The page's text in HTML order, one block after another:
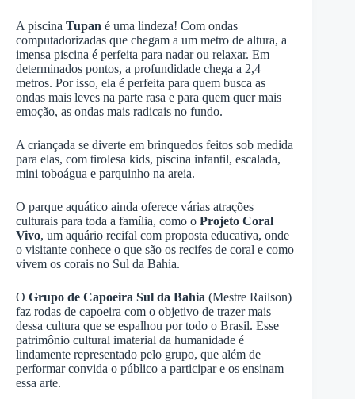
A piscina Tupan é uma lindeza! Com ondas
computadorizadas que chegam a um metro de altura, a
imensa piscina é perfeita para nadar ou relaxar. Em
determinados pontos, a profundidade chega a 2,4
metros. Por isso, ela é perfeita para quem busca as
ondas mais leves na parte rasa e para quem quer mais
emoção, as ondas mais radicais no fundo.
A criançada se diverte em brinquedos feitos sob medida
para elas, com tirolesa kids, piscina infantil, escalada,
mini toboágua e parquinho na areia.
O parque aquático ainda oferece várias atrações
culturais para toda a família, como o Projeto Coral
Vivo, um aquário recifal com proposta educativa, onde
o visitante conhece o que são os recifes de coral e como
vivem os corais no Sul da Bahia.
O Grupo de Capoeira Sul da Bahia (Mestre Railson)
faz rodas de capoeira com o objetivo de trazer mais
dessa cultura que se espalhou por todo o Brasil. Esse
patrimônio cultural imaterial da humanidade é
lindamente representado pelo grupo, que além de
performar convida o público a participar e os ensinam
essa arte.